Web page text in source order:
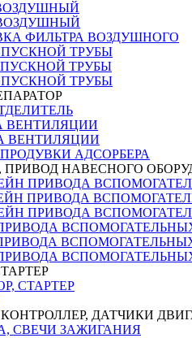
ВОЗДУШНЫЙ
ВОЗДУШНЫЙ
ФИЛЬТРА ВОЗДУШНОГО
ТРУБЫ
ТРУБЫ
ТРУБЫ
ВЕНТИЛЯЦИИ
ВЕНТИЛЯЦИИ
ПРОДУВКИ АДСОРБЕРА
ПРИВОД НАВЕСНОГО
ПРИВОДА
ПРИВОДА
ПРИВОДА
ПРИВОДА
ПРИВОДА
ПРИВОДА
СТАРТЕР
ДАТЧИКИ
СВЕЧИ ЗАЖИГАНИЯ